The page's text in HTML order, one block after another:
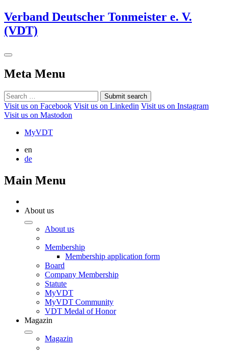
Verband Deutscher Tonmeister e. V.
(VDT)
Meta Menu
Submit search
Visit us on Facebook Visit us on Linkedin Visit us on Instagram
Visit us on Mastodon
MyVDT
en
de
Main Menu
About us
About us
Membership
Membership application form
Board
Company Membership
Statute
MyVDT
MyVDT Community
VDT Medal of Honor
Magazin
Magazin